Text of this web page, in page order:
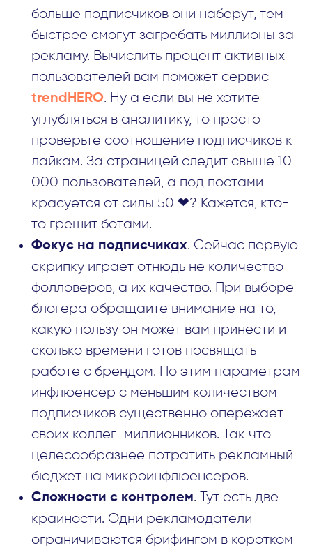
больше подписчиков они наберут, тем
быстрее смогут загребать миллионы за
рекламу. Вычислить процент активных
пользователей вам поможет сервис
trendHERO. Ну а если вы не хотите
углубляться в аналитику, то просто
проверьте соотношение подписчиков к
лайкам. За страницей следит свыше 10
000 пользователей, а под постами
красуется от силы 50 ❤? Кажется, кто-
то грешит ботами.
Фокус на подписчиках. Сейчас первую
скрипку играет отнюдь не количество
фолловеров, а их качество. При выборе
блогера обращайте внимание на то,
какую пользу он может вам принести и
сколько времени готов посвящать
работе с брендом. По этим параметрам
инфлюенсер с меньшим количеством
подписчиков существенно опережает
своих коллег-миллионников. Так что
целесообразнее потратить рекламный
бюджет на микроинфлюенсеров.
Сложности с контролем. Тут есть две
крайности. Одни рекламодатели
ограничиваются брифингом в коротком